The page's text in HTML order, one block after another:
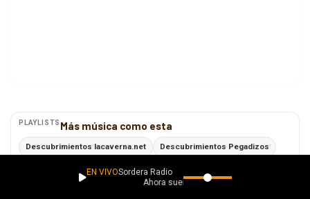
PLAYLISTS Más música como esta
Descubrimientos lacaverna.net Descubrimientos Pegadizos
Descubrimientos con Esencia La ROCKa sigue rodando
EN VIVOSordera Radio
Ahora suena